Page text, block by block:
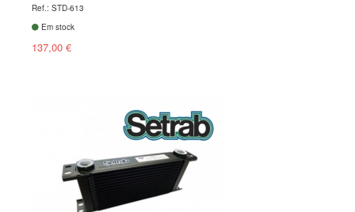
Ref.: STD-613
Em stock
137,00 €